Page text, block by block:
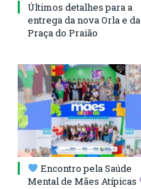
Últimos detalhes para a
entrega da nova Orla e da
Praça do Praião
Encontro pela Saúde
Mental de Mães Atípicas